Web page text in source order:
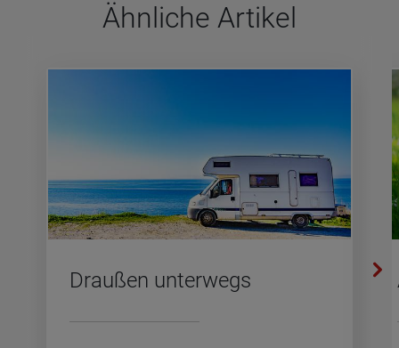
Ähn­li­che Arti­kel
Drau­ßen un­ter­wegs